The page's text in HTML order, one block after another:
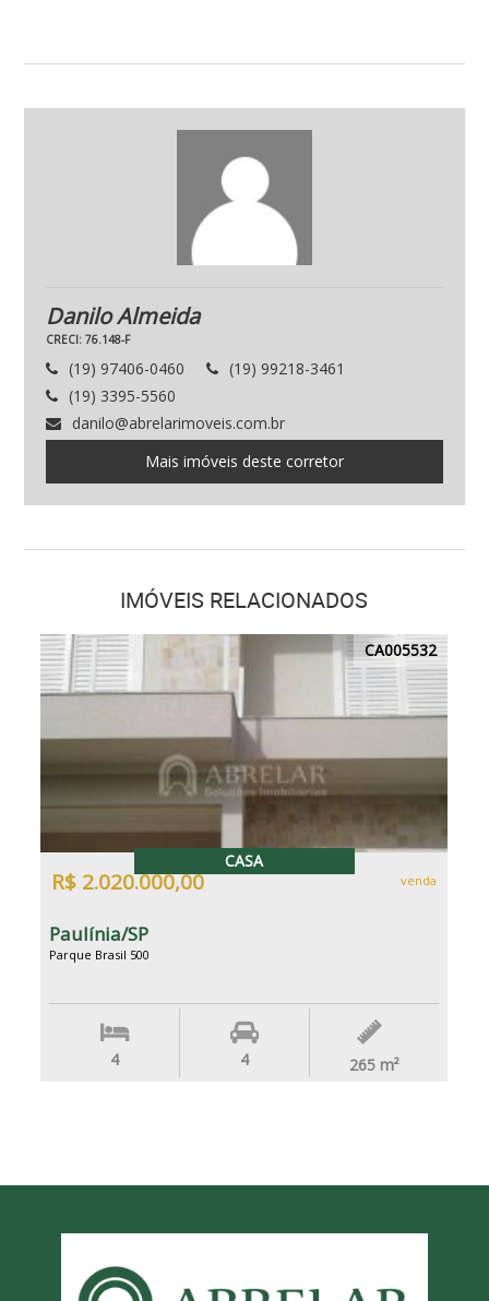
Danilo Almeida
CRECI: 76.148-F
(19) 97406-0460
(19) 99218-3461
(19) 3395-5560
danilo@abrelarimoveis.com.br
Mais imóveis deste corretor
IMÓVEIS RELACIONADOS
CA005532
CASA
R$ 2.020.000,00 venda
Paulínia/SP
Parque Brasil 500
4 4 265 m²